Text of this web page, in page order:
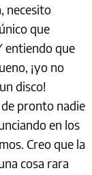
necesito
que
entiendo que
¡yo no
disco!
de pronto nadie
en los
Creo que la
cosa rara